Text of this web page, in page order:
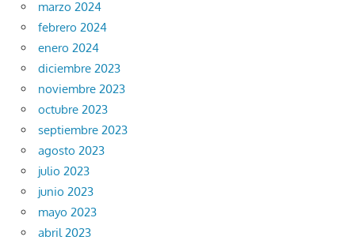
marzo 2024
febrero 2024
enero 2024
diciembre 2023
noviembre 2023
octubre 2023
septiembre 2023
agosto 2023
julio 2023
junio 2023
mayo 2023
abril 2023